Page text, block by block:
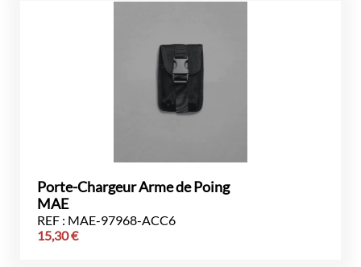
Porte-Chargeur Arme de Poing
MAE
REF : MAE-97968-ACC6
15,30€